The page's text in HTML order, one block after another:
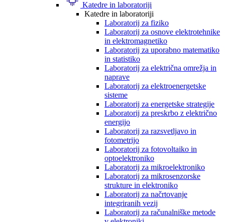
Katedre in laboratoriji
Katedre in laboratoriji
Laboratorij za fiziko
Laboratorij za osnove elektrotehnike
in elektromagnetiko
Laboratorij za uporabno matematiko
in statistiko
Laboratorij za električna omrežja in
naprave
Laboratorij za elektroenergetske
sisteme
Laboratorij za energetske strategije
Laboratorij za preskrbo z električno
energijo
Laboratorij za razsvetljavo in
fotometrijo
Laboratorij za fotovoltaiko in
optoelektroniko
Laboratorij za mikroelektroniko
Laboratorij za mikrosenzorske
strukture in elektroniko
Laboratorij za načrtovanje
integriranih vezij
Laboratorij za računalniške metode